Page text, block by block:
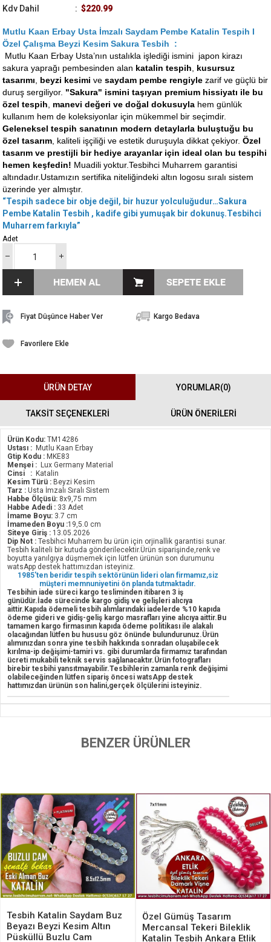
Kdv Dahil : $220.99
Mutlu Kaan Erbay Usta İmzalı Saydam Pembe Katalin Tespih I
Özel Çalışma Beyzi Kesim Sakura Tesbih :
Mutlu Kaan Erbay Usta’nın ustalıkla işlediği ismini japon kirazı
sakura yaprağı pembesinden alan katalin tespih
kusursuz
tasarımı
beyzi kesimi vesaydam pembe rengiyle zarif ve güçlü bir
duruş sergiliyor. "Sakura" ismini taşıyan premium hissiyatı ile bu
özel tespih
manevi değeri ve doğal dokusuyla hem günlük
kullanım hem de koleksiyonlar için mükemmel bir seçimdir.
Geleneksel tespih sanatının modern detaylarla buluştuğu bu
özel tasarım , kaliteli işçiliği ve estetik duruşuyla dikkat çekiyor.Özel
tasarım ve prestijli bir hediye arayanlar için ideal olan bu tespihi
hemen keşfedin! Muadili yoktur.Tesbihci Muharrem garantisi
altındadır.Ustamızın sertifika niteliğindeki altın logosu sıralı sistem
üzerinde yer almıştır.
“Tespih sadece bir obje değil, bir huzur yolculuğudur…Sakura
Pembe Katalin Tesbih , kadife gibi yumuşak bir dokunuş.Tesbihci
Muharrem farkıyla”
Adet
Fiyat Düşünce Haber Ver Kargo Bedava
Favorilere Ekle
ÜRÜN DETAY YORUMLAR(0)
TAKSİT SEÇENEKLERİ ÜRÜN ÖNERILERI
Ürün Kodu: TM14286
Ustası : Mutlu Kaan Erbay
Gtip Kodu : MKE83
Menşei : Lux Germany Material
Cinsi : Katalin
Kesim Türü : Beyzi Kesim
Tarz : Usta İmzalı Sıralı Sistem
Habbe Ölçüsü: 8x9,75 mm
Habbe Adedi : 33 Adet
İmame Boyu: 3.7 cm
İmameden Boyu :19,5.0 cm
Siteye Giriş : 13.05.2026
Dip Not : Tesbihci Muharrem bu ürün için orjinallik garantisi sunar.
Tesbih kaliteli bir kutuda gönderilecektir.Ürün siparişinde,renk ve
boyutta yanılgıya düşmemek için lütfen ürünün son durumunu
watsApp destek hattımızdan isteyiniz.
1985'ten beridir tespih sektörünün lideri olan firmamız,siz
müşteri memnuniyetini ön planda tutmaktadır.
Tesbihin iade süreci kargo tesliminden itibaren 3 iş
günüdür.İade sürecinde kargo gidiş ve gelişleri alıcıya
aittir.Kapıda ödemeli tesbih alımlarındaki iadelerde %10 kapıda
ödeme gideri ve gidiş-geliş kargo masrafları yine alıcıya aittir.Bu
tamamen kargo firmasının kapıda ödeme politikası ile alakalı
olacağından lütfen bu hususu göz önünde bulundurunuz.Ürün
alımınızdan sonra yine tesbih hakkında sonradan oluşabilecek
kırılma-ip değişimi-tamiri vs. gibi durumlarda firmamız tarafından
ücreti mukabili teknik servis sağlanacaktır.Ürün fotografları
birebir tesbihi yansıtmayabilir.Tesbihlerin zamanla renk değişimi
olabileceğinden lütfen sipariş öncesi watsApp destek
hattımızdan ürünün son halini,gerçek ölçülerini isteyiniz.
BENZER ÜRÜNLER
Tesbih Katalin Saydam Buz
Beyazı Beyzi Kesim Altın
Püsküllü Buzlu Cam
Özel Gümüş Tasarım
Mercansal Tekeri Bileklik
Katalin Tesbih Ankara Etlik